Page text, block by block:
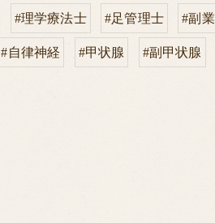
#理学療法士 #足管理士 #副業
#自律神経 #甲状腺 #副甲状腺